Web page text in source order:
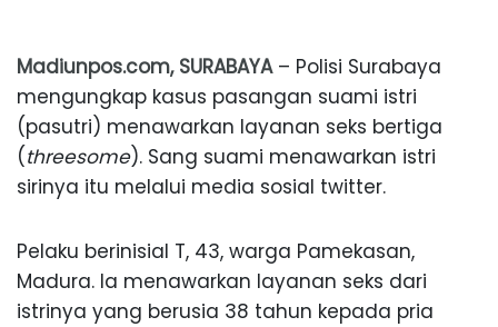
Madiunpos.com, SURABAYA– Polisi Surabaya
mengungkap kasus pasangan suami istri
(pasutri) menawarkan layanan seks bertiga
(threesome). Sang suami menawarkan istri
sirinya itu melalui media sosial twitter.
Pelaku berinisial T, 43, warga Pamekasan,
Madura. Ia menawarkan layanan seks dari
istrinya yang berusia 38 tahun kepada pria